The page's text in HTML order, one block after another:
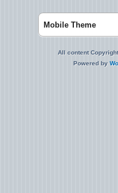
Mobile Theme
All content Copyright
Powered by